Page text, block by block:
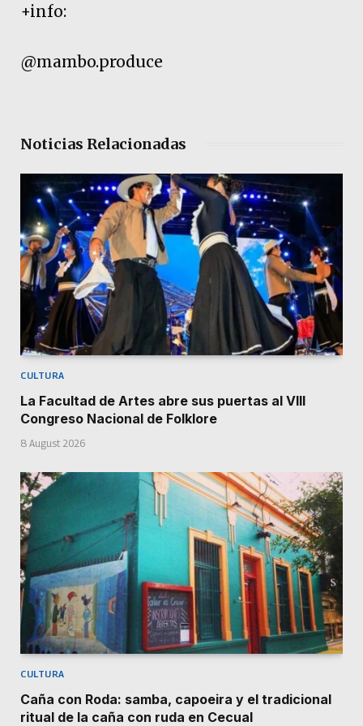
+info:
@mambo.produce
Noticias Relacionadas
CULTURA
La Facultad de Artes abre sus puertas al VIII
Congreso Nacional de Folklore
8 August 2026
CULTURA
Caña con Roda: samba, capoeira y el tradicional
ritual de la caña con ruda en Cecual